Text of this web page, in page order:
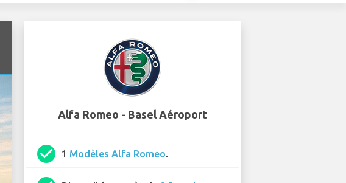
Alfa Romeo - Basel Aéroport
check_circle 1 Modèles Alfa Romeo.